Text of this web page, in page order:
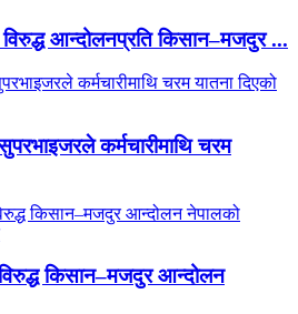
विरुद्ध आन्दोलनप्रति किसान–मजदुर ...
कर्मचारीमाथि चरम
किसान–मजदुर आन्दोलन